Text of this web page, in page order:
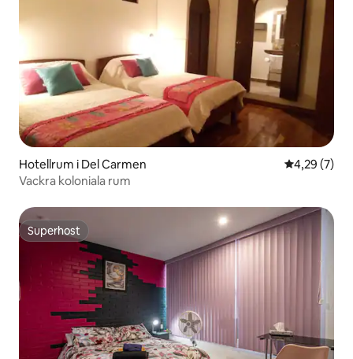
Hotellrum i Del Carmen 4,29 av 5 i
4,29 (7)
Vackra koloniala rum
Superhost
Superhost